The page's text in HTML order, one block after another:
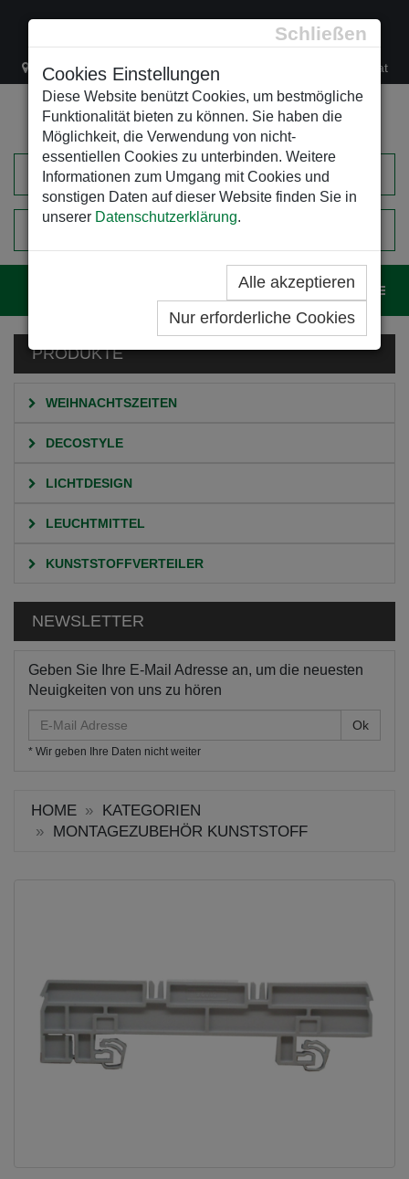
Schließen
Cookies Einstellungen
Diese Website benützt Cookies, um bestmögliche
Funktionalität bieten zu können. Sie haben die
Möglichkeit, die Verwendung von nicht-
essentiellen Cookies zu unterbinden. Weitere
Informationen zum Umgang mit Cookies und
sonstigen Daten auf dieser Website finden Sie in
unserer Datenschutzerklärung.
Alle akzeptieren
Nur erforderliche Cookies
Lacknergasse 78 +43/1/470 37 00 office@leso.at
EINKAUFSWAGEN
PRODUKTE
WEIHNACHTSZEITEN
DECOSTYLE
LICHTDESIGN
LEUCHTMITTEL
KUNSTSTOFFVERTEILER
NEWSLETTER
Geben Sie Ihre E-Mail Adresse an, um die neuesten
Neuigkeiten von uns zu hören
Mail
Adresse
* Wir geben Ihre Daten nicht weiter
HOME
KATEGORIEN
MONTAGEZUBEHÖR KUNSTSTOFF